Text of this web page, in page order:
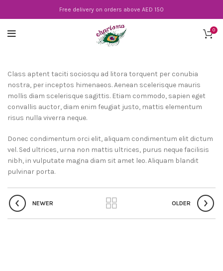
Free delivery on orders above AED 150
0
Class aptent taciti sociosqu ad litora torquent per conubia
nostra, per inceptos himenaeos. Aenean scelerisque mauris
mollis diam scelerisque sagittis. Etiam commodo, sapien eget
convallis auctor, diam enim feugiat justo, mattis elementum
risus nulla viverra neque.
Donec condimentum orci elit, aliquam condimentum elit dictum
vel. Sed ultrices, urna non mattis ultrices, purus neque facilisis
nibh, in vulputate magna diam sit amet leo. Aliquam blandit
pulvinar porta.
NEWER OLDER